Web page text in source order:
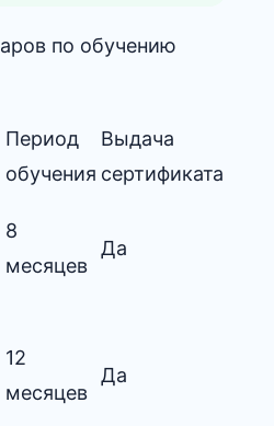
по обучению
Период
обучения
Выдача
сертификата
8
месяцев
Да
12
месяцев
Да